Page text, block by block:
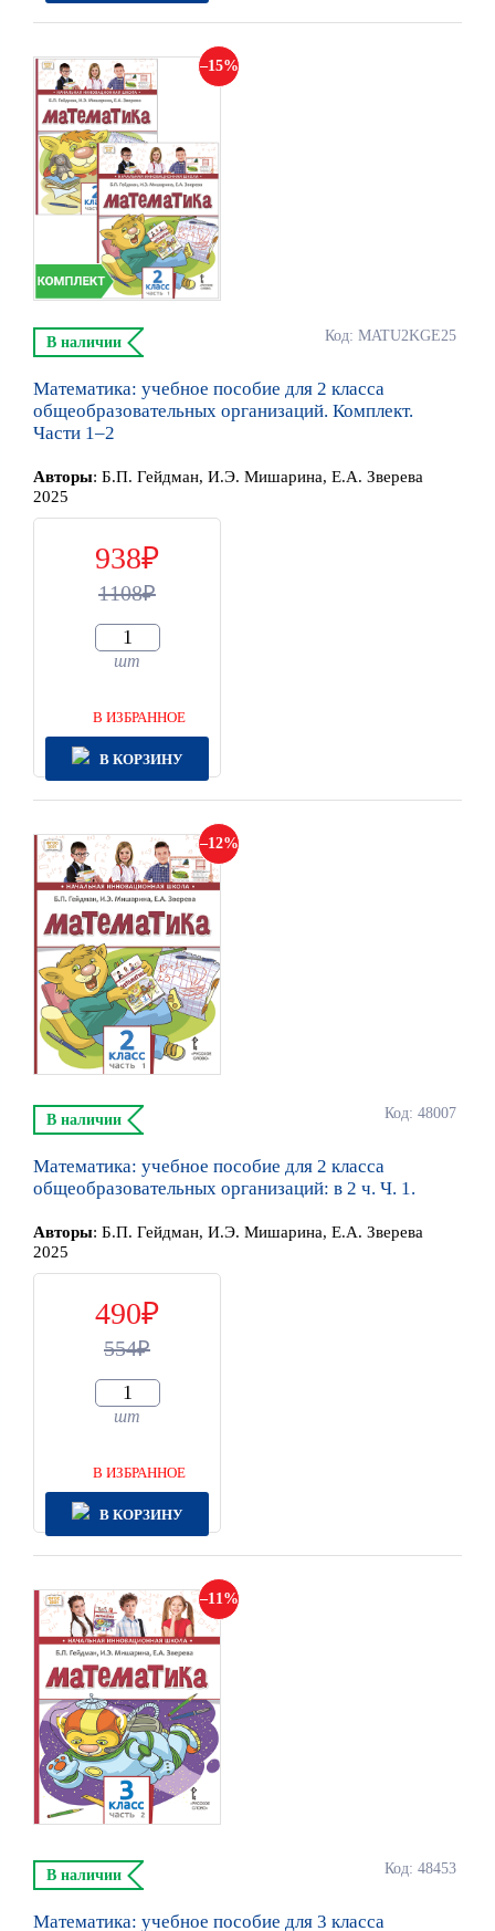
15
Код: MATU2KGE25
В наличии
Математика: учебное пособие для 2 класса
общеобразовательных организаций. Комплект.
Части 1–2
Авторы: Б.П. Гейдман, И.Э. Мишарина, Е.А. Зверева
2025
938
1108
шт
В ИЗБРАННОЕ
В КОРЗИНУ
12
Код: 48007
В наличии
Математика: учебное пособие для 2 класса
общеобразовательных организаций: в 2 ч. Ч. 1.
Авторы: Б.П. Гейдман, И.Э. Мишарина, Е.А. Зверева
2025
490
554
шт
В ИЗБРАННОЕ
В КОРЗИНУ
11
Код: 48453
В наличии
Математика: учебное пособие для 3 класса